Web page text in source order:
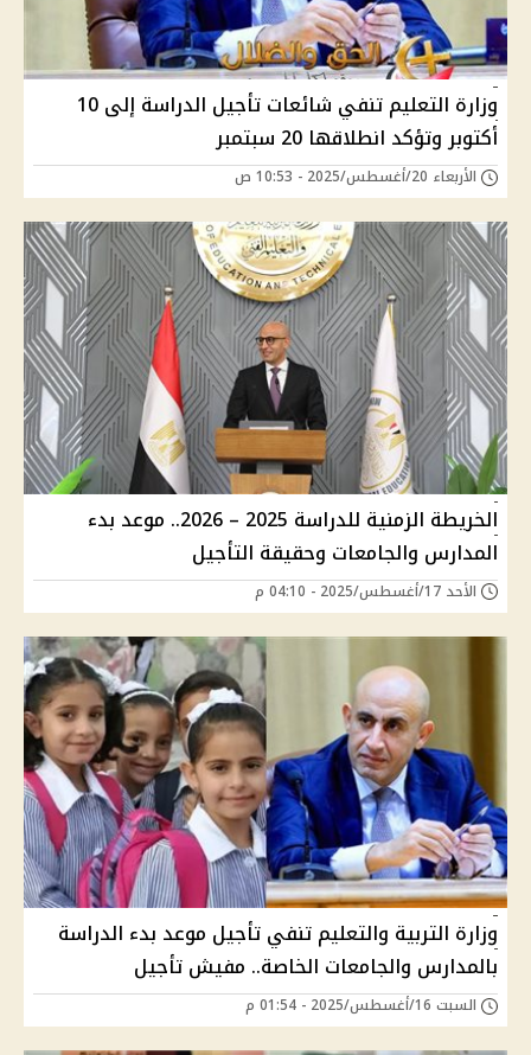
وزارة التعليم تنفي شائعات تأجيل الدراسة إلى 10
أكتوبر وتؤكد انطلاقها 20 سبتمبر
الأربعاء 20/أغسطس/2025 - 10:53 ص
الخريطة الزمنية للدراسة 2025 – 2026.. موعد بدء
المدارس والجامعات وحقيقة التأجيل
الأحد 17/أغسطس/2025 - 04:10 م
وزارة التربية والتعليم تنفي تأجيل موعد بدء الدراسة
بالمدارس والجامعات الخاصة.. مفيش تأجيل
السبت 16/أغسطس/2025 - 01:54 م